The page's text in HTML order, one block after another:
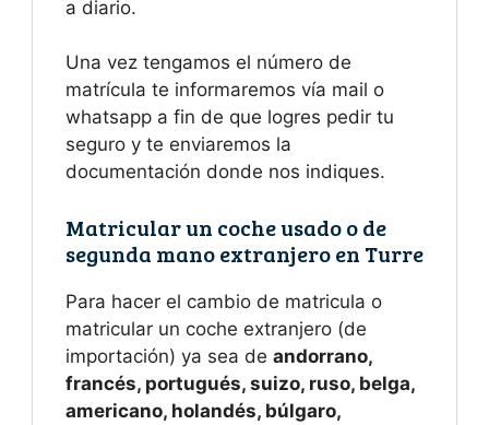
a diario.
Una vez tengamos el número de
matrícula te informaremos vía mail o
whatsapp a fin de que logres pedir tu
seguro y te enviaremos la
documentación donde nos indiques.
Matricular un coche usado o de
segunda mano extranjero en Turre
Para hacer el cambio de matricula o
matricular un coche extranjero (de
importación) ya sea de andorrano,
francés, portugués, suizo, ruso, belga,
americano, holandés, búlgaro,